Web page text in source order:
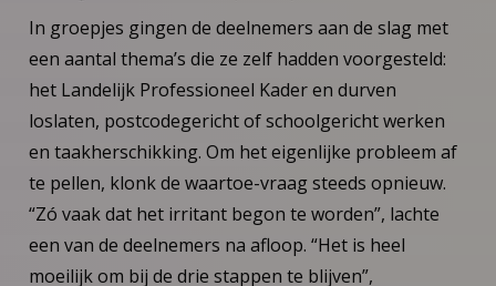
In groepjes gingen de deelnemers aan de slag met
een aantal thema’s die ze zelf hadden voorgesteld:
het Landelijk Professioneel Kader en durven
loslaten, postcodegericht of schoolgericht werken
en taakherschikking. Om het eigenlijke probleem af
te pellen, klonk de waartoe-vraag steeds opnieuw.
“Zó vaak dat het irritant begon te worden”, lachte
een van de deelnemers na afloop. “Het is heel
moeilijk om bij de drie stappen te blijven”,